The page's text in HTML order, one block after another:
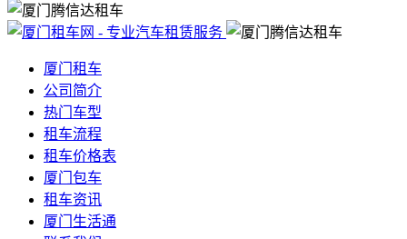
厦门租车
公司简介
热门车型
租车流程
租车价格表
厦门包车
租车资讯
厦门生活通